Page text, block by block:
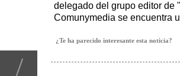
delegado del grupo editor de
Comunymedia se encuentra
¿Te ha parecido interesante esta noticia?